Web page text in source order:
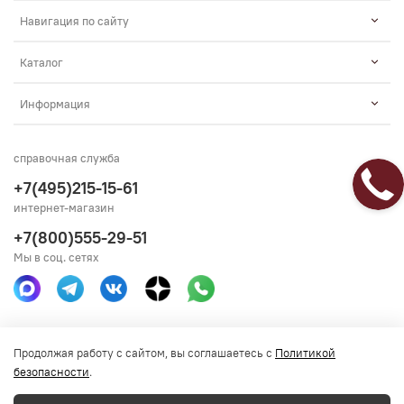
Навигация по сайту
Каталог
Информация
Получить консультацию
справочная служба
+7(495)215-15-61
интернет-магазин
+7(800)555-29-51
Мы в соц. сетях
Продолжая работу с сайтом, вы соглашаетесь с Политикой
безопасности.